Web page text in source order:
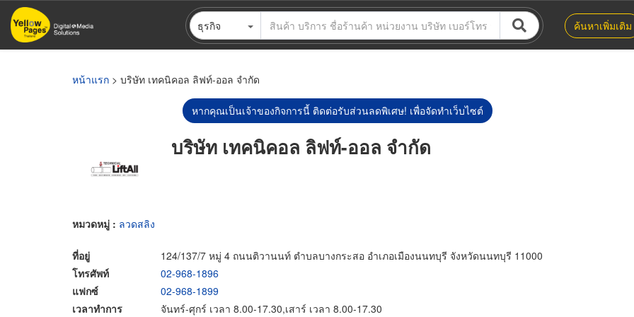
ข้าม
ไป
ธุรกิจ ค้นหาเพิ่มเติม
หน้าแรก > บริษัท เทคนิคอล ลิฟท์-ออล จำกัด
หากคุณเป็นเจ้าของกิจการนี้ ติดต่อรับส่วนลดพิเศษ! เพื่อจัดทำเว็บไซต์
บริษัท เทคนิคอล ลิฟท์-ออล จำกัด
หมวดหมู่ : ลวดสลิง
ที่อยู่
124/137/7 หมู่ 4 ถนนติวานนท์ ตำบลบางกระสอ อำเภอเมืองนนทบุรี จังหวัดนนทบุรี 11000
โทรศัพท์
02-968-1896
แฟกซ์
02-968-1899
เวลาทำการ
จันทร์-ศุกร์ เวลา 8.00-17.30,เสาร์ เวลา 8.00-17.30